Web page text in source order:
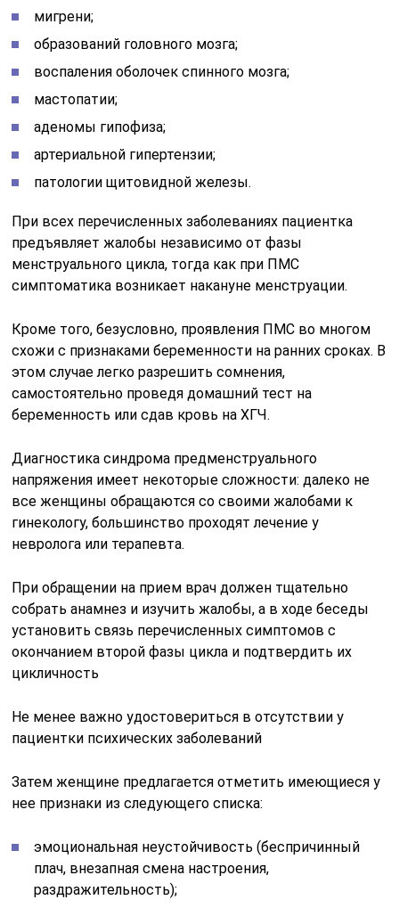
мигрени;
образований головного мозга;
воспаления оболочек спинного мозга;
мастопатии;
аденомы гипофиза;
артериальной гипертензии;
патологии щитовидной железы.
При всех перечисленных заболеваниях пациентка
предъявляет жалобы независимо от фазы
менструального цикла, тогда как при ПМС
симптоматика возникает накануне менструации.
Кроме того, безусловно, проявления ПМС во многом
схожи с признаками беременности на ранних сроках. В
этом случае легко разрешить сомнения,
самостоятельно проведя домашний тест на
беременность или сдав кровь на ХГЧ.
Диагностика синдрома предменструального
напряжения имеет некоторые сложности: далеко не
все женщины обращаются со своими жалобами к
гинекологу, большинство проходят лечение у
невролога или терапевта.
При обращении на прием врач должен тщательно
собрать анамнез и изучить жалобы, а в ходе беседы
установить связь перечисленных симптомов с
окончанием второй фазы цикла и подтвердить их
цикличность
Не менее важно удостовериться в отсутствии у
пациентки психических заболеваний
Затем женщине предлагается отметить имеющиеся у
нее признаки из следующего списка:
эмоциональная неустойчивость (беспричинный
плач, внезапная смена настроения,
раздражительность);